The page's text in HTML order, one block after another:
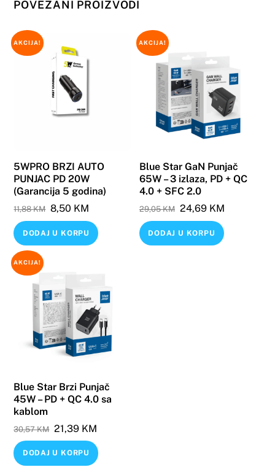
POVEZANI PROIZVODI
AKCIJA!
5WPRO BRZI AUTO
PUNJAC PD 20W
(Garancija 5 godina)
11,88KM Original
price
was:
8,50 KM
price
is:
DODAJ U KORPU
AKCIJA!
Blue Star GaN Punjač
65W – 3 izlaza, PD + QC
4.0 + SFC 2.0
29,05KM Original
price
was:
24,69 KMCurrent
is:
DODAJ U KORPU
AKCIJA!
Blue Star Brzi Punjač
45W – PD + QC 4.0 sa
kablom
30,57KM Original
price
was:
21,39 KM
is:
DODAJ U KORPU